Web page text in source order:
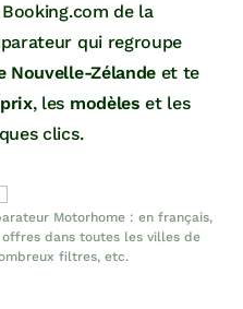
de la
qui regroupe
Nouvelle-Zélandeet te
prix, les modèles et les
clics.
Motorhome : en français,
dans toutes les villes de
filtres, etc.